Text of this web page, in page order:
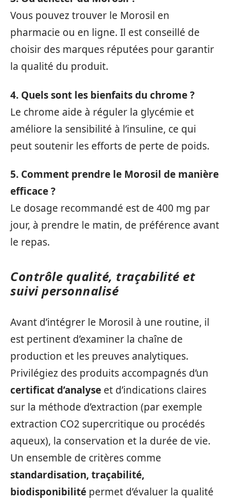
Vous pouvez trouver le Morosil en
pharmacie ou en ligne. Il est conseillé de
choisir des marques réputées pour garantir
la qualité du produit.
4. Quels sont les bienfaits du chrome ?
Le chrome aide à réguler la glycémie et
améliore la sensibilité à l’insuline, ce qui
peut soutenir les efforts de perte de poids.
5. Comment prendre le Morosil de manière
efficace ?
Le dosage recommandé est de 400 mg par
jour, à prendre le matin, de préférence avant
le repas.
Contrôle qualité, traçabilité et
suivi personnalisé
Avant d’intégrer le Morosil à une routine, il
est pertinent d’examiner la chaîne de
production et les preuves analytiques.
Privilégiez des produits accompagnés d’un
certificat d’analyse et d’indications claires
sur la méthode d’extraction (par exemple
extraction CO2 supercritique ou procédés
aqueux), la conservation et la durée de vie.
Un ensemble de critères comme
standardisation, traçabilité,
biodisponibilité permet d’évaluer la qualité